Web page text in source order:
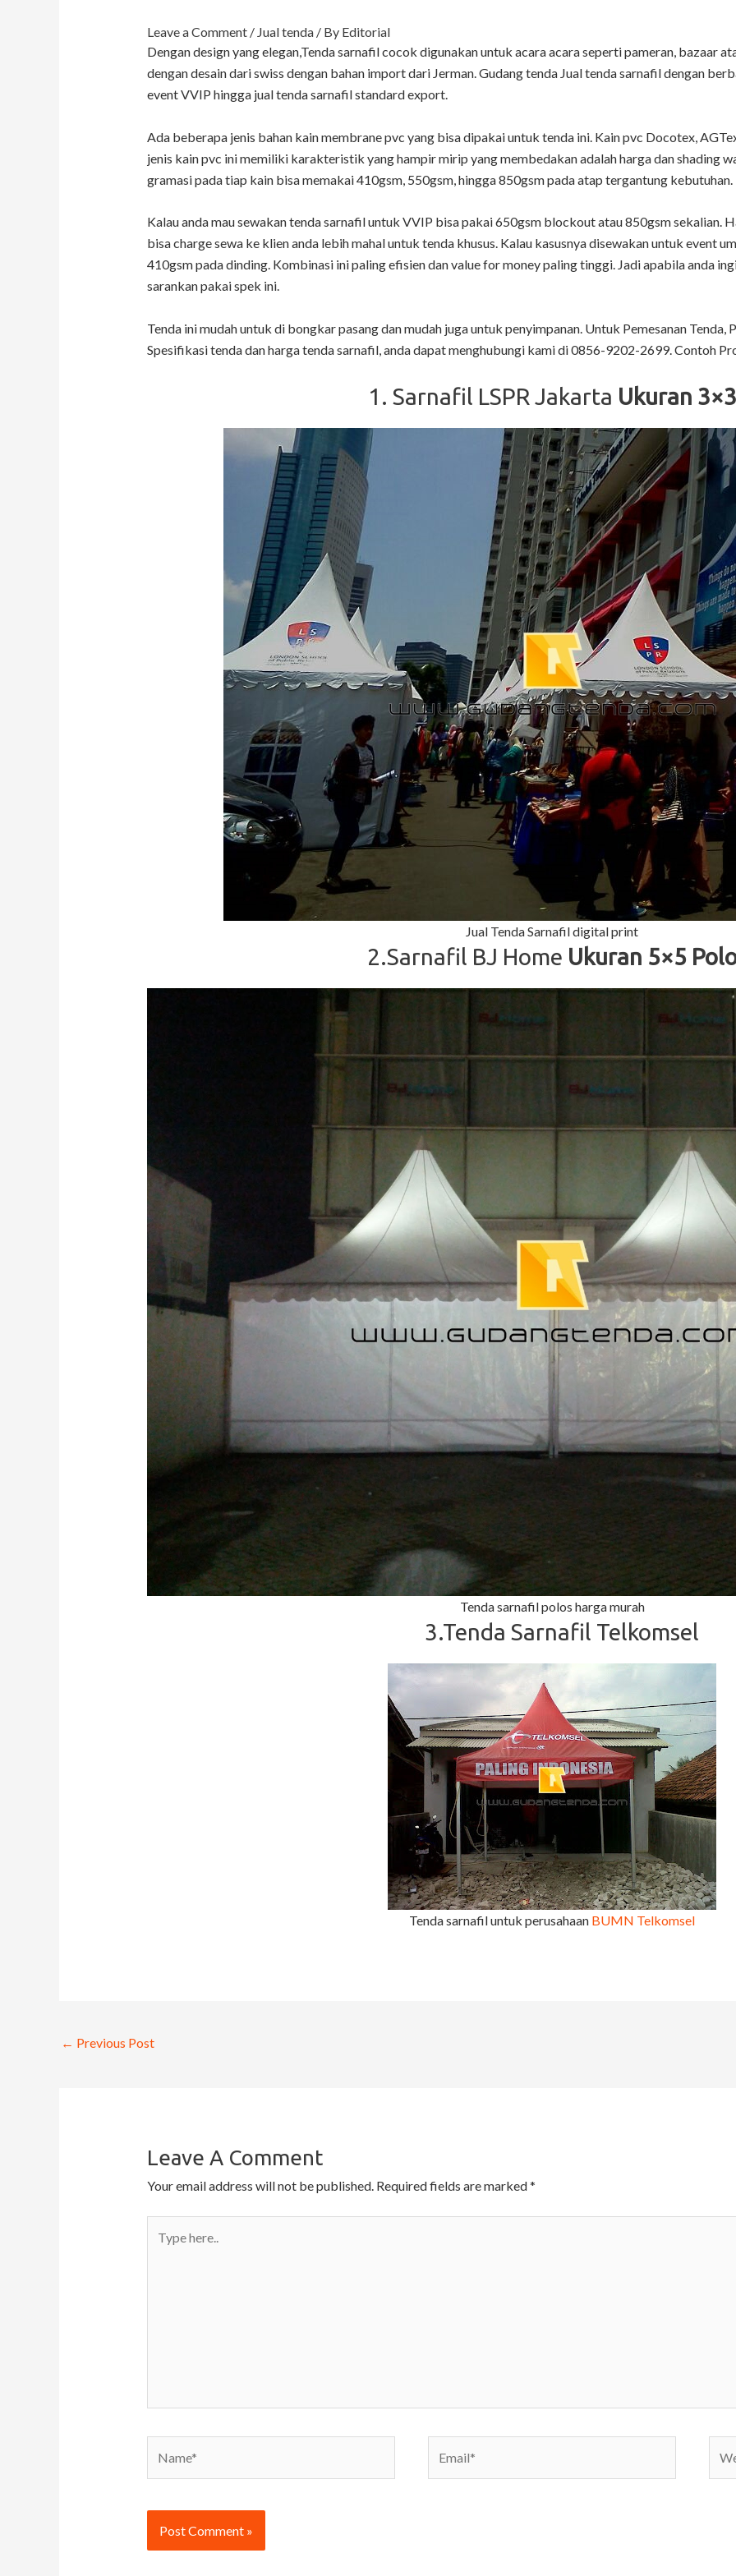
Leave a Comment / Jual tenda/ By Editorial
Dengan design yang elegan,Tenda sarnafil cocok digunakan untuk acara acara seperti pameran, bazaar
dengan desain dari swiss dengan bahan import dari Jerman. Gudang tenda Jual tenda sarnafil dengan
event VVIP hingga jual tenda sarnafil standard export.
Ada beberapa jenis bahan kain membrane pvc yang bisa dipakai untuk tenda ini. Kain pvc Docotex,
jenis kain pvc ini memiliki karakteristik yang hampir mirip yang membedakan adalah harga dan shading
gramasi pada tiap kain bisa memakai 410gsm, 550gsm, hingga 850gsm pada atap tergantung kebutuhan.
Kalau anda mau sewakan tenda sarnafil untuk VVIP bisa pakai 650gsm blockout atau 850gsm sekalian.
bisa charge sewa ke klien anda lebih mahal untuk tenda khusus. Kalau kasusnya disewakan untuk event
410gsm pada dinding. Kombinasi ini paling efisien dan value for money paling tinggi. Jadi apabila anda
sarankan pakai spek ini.
Tenda ini mudah untuk di bongkar pasang dan mudah juga untuk penyimpanan. Untuk Pemesanan Tenda,
Spesifikasi tenda dan harga tenda sarnafil, anda dapat menghubungi kami di 0856-9202-2699. Contoh
1. Sarnafil LSPR Jakarta Ukuran 3×3
Jual Tenda Sarnafil digital print
2.Sarnafil BJ Home Ukuran 5×5
Tenda sarnafil polos harga murah
3.Tenda Sarnafil Telkomsel
Tenda sarnafil untuk perusahaan BUMN Telkomsel
← Previous Post
Leave A Comment
Your email address will not be published. Required fields are marked*
here..